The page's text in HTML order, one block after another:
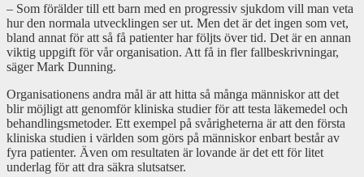
– Som förälder till ett barn med en progressiv sjukdom vill man veta
hur den normala utvecklingen ser ut. Men det är det ingen som vet,
bland annat för att så få patienter har följts över tid. Det är en annan
viktig uppgift för vår organisation. Att få in fler fallbeskrivningar,
säger Mark Dunning.
Organisationens andra mål är att hitta så många människor att det
blir möjligt att genomför kliniska studier för att testa läkemedel och
behandlingsmetoder. Ett exempel på svårigheterna är att den första
kliniska studien i världen som görs på människor enbart består av
fyra patienter. Även om resultaten är lovande är det ett för litet
underlag för att dra säkra slutsatser.